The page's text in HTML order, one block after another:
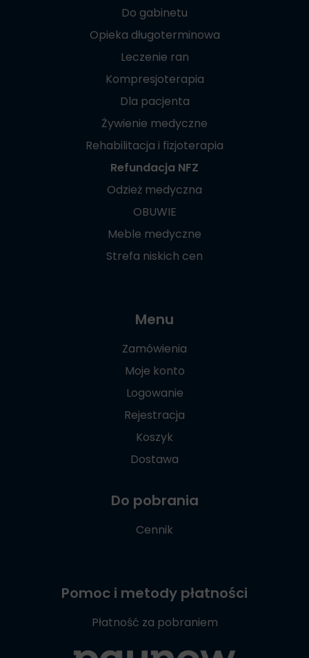
Do gabinetu
Opieka długoterminowa
Leczenie ran
Kompresjoterapia
Dla pacjenta
Żywienie medyczne
Rehabilitacja i fizjoterapia
Refundacja NFZ
Odzież medyczna
OBUWIE
Meble medyczne
Strefa niskich cen
Menu
Zamówienia
Moje konto
Logowanie
Rejestracja
Koszyk
Dostawa
Do pobrania
Cennik
Pomoc i metody płatności
Płatność za pobraniem